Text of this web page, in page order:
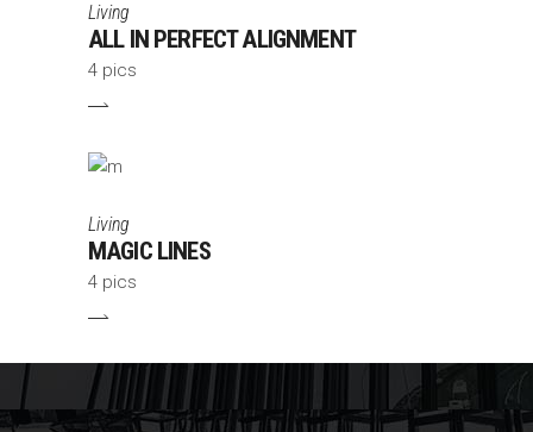
Living
ALL IN PERFECT ALIGNMENT
4 pics
Living
MAGIC LINES
4 pics